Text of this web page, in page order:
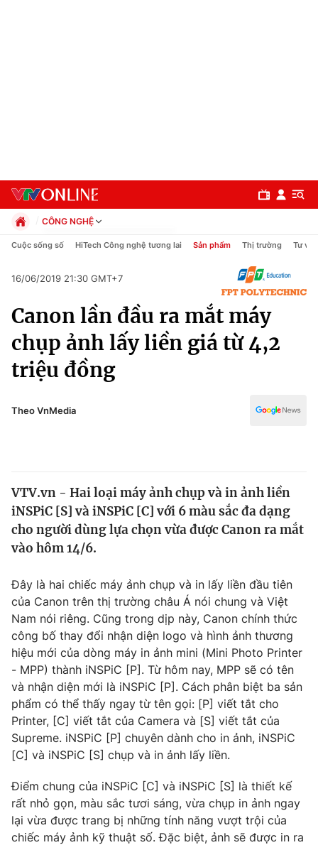
Chính trị
Xã hội
Pháp luật
Thế giới
Tin tức
Thế giới đó đây
Kinh tế
Thị trường
Góc doanh nghiệp
Truyền hình
Phim VTV
Hậu trường
Nhân vật
Khán giả
Giải sao mai
Giải trí
Điện ảnh
Âm nhạc
Sao
Đời sống
Du lịch
Làm đẹp
Chất lượng cuộc sống
Giáo dục
Tuyển sinh
Học trực tuyến
Hitech Công nghệ tương lai
Sản phẩm
Giao lưu trực tuyến
CÔNG NGHỆ
Chính trị
Pháp luật
Thể thao
Truyền hình
Văn hóa - Giải trí
Y tế
Công nghệ
Cuộc sống số HiTech Công nghệ tương lai Sản phẩm Thị trường Tư vấn
16/06/2019 21:30 GMT+7
Canon lần đầu ra mắt máy
chụp ảnh lấy liền giá từ 4,2
triệu đồng
Theo VnMedia
VTV.vn - Hai loại máy ảnh chụp và in ảnh liền
iNSPiC [S] và iNSPiC [C] với 6 màu sắc đa dạng
cho người dùng lựa chọn vừa được Canon ra mắt
vào hôm 14/6.
Đây là hai chiếc máy ảnh chụp và in lấy liền đầu tiên
của Canon trên thị trường châu Á nói chung và Việt
Nam nói riêng. Cũng trong dịp này, Canon chính thức
công bố thay đổi nhận diện logo và hình ảnh thương
hiệu mới của dòng máy in ảnh mini (Mini Photo Printer
- MPP) thành iNSPiC [P]. Từ hôm nay, MPP sẽ có tên
và nhận diện mới là iNSPiC [P]. Cách phân biệt ba sản
phẩm có thể thấy ngay từ tên gọi: [P] viết tắt cho
Printer, [C] viết tắt của Camera và [S] viết tắt của
Supreme. iNSPiC [P] chuyên dành cho in ảnh, iNSPiC
[C] và iNSPiC [S] chụp và in ảnh lấy liền.
Điểm chung của iNSPiC [C] và iNSPiC [S] là thiết kế
rất nhỏ gọn, màu sắc tươi sáng, vừa chụp in ảnh ngay
lại vừa được trang bị những tính năng vượt trội của
chiếc máy ảnh kỹ thuật số. Đặc biệt, ảnh sẽ được in ra